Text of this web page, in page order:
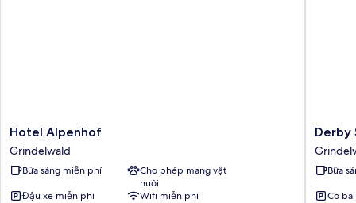
Hotel
Alpenhof
Grindelwald
Hotel Alpenhof
Grindelwald
Bữa sáng miễn phí
Cho phép mang vật
nuôi
Đậu xe miễn phí
Wifi miễn phí
Derby
Swiss
Quality
Hotel
Derby
Bữa
Có